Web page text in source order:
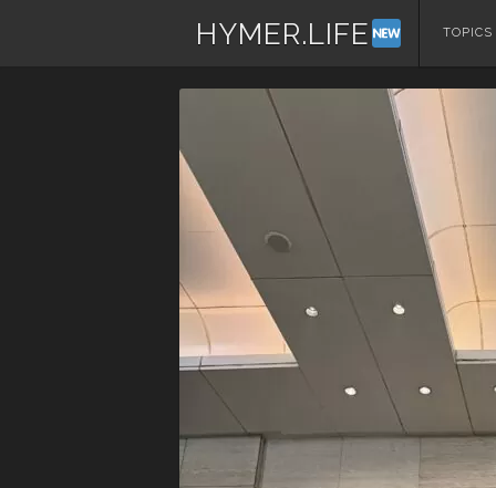
HYMER.LIFE
コ
ン
ツ
へ
ス
TOPICS